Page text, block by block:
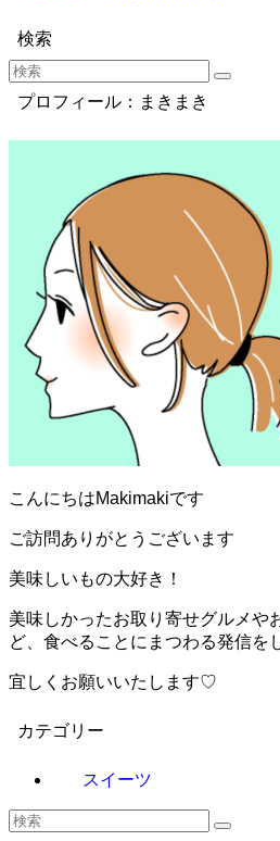
検索
プロフィール：まきまき
こんにちはMakimakiです
ご訪問ありがとうございます
美味しいもの大好き！
美味しかったお取り寄せグルメや
ど、食べることにまつわる発信を
宜しくお願いいたします♡
カテゴリー
スイーツ